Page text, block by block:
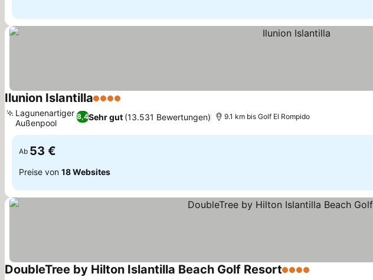
Ilunion Islantilla4 Sterne
8,4Sehr gut (13.531 Bewertungen)
Lagunenartiger
Außenpool
9.1 km bis Golf El Rompido
Ab 53 €
Preise von 18 Websites
DoubleTree by Hilton Islantilla Beach Golf Resort4 Sterne